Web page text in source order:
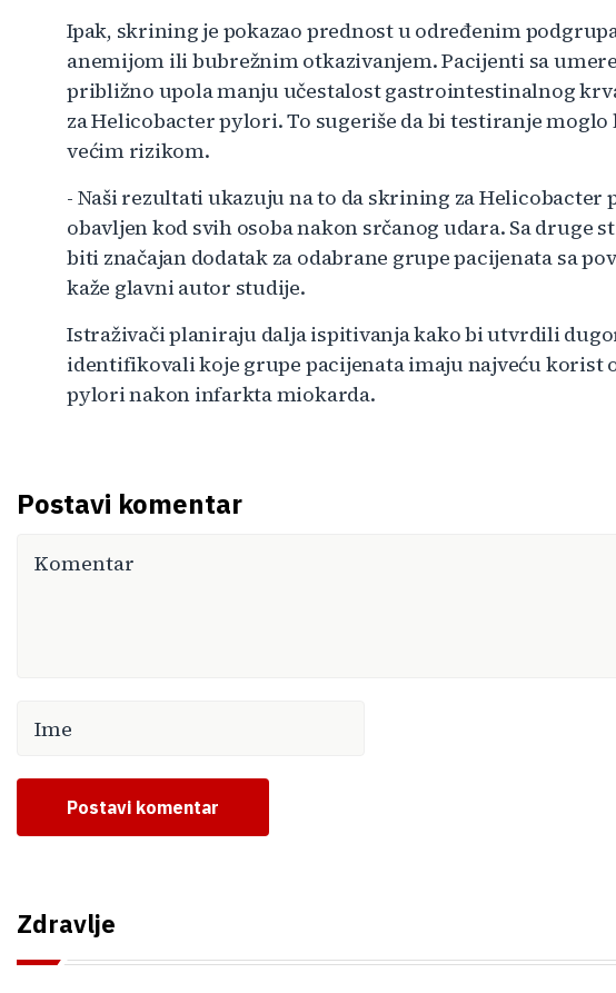
Ipak, skrining je pokazao prednost u određenim
anemijom ili bubrežnim otkazivanjem. Pacijenti sa
približno upola manju učestalost gastrointestinalnog
za Helicobacter pylori. To sugeriše da bi testiranje
većim rizikom.
- Naši rezultati ukazuju na to da skrining za
obavljen kod svih osoba nakon srčanog udara. Sa druge
biti značajan dodatak za odabrane grupe pacijenata sa
kaže glavni autor studije.
Istraživači planiraju dalja ispitivanja kako bi utvrdili
identifikovali koje grupe pacijenata imaju najveću korist
pylori nakon infarkta miokarda.
Postavi komentar
Postavi komentar
Zdravlje